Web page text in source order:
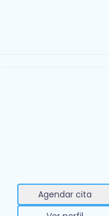
Agendar cita